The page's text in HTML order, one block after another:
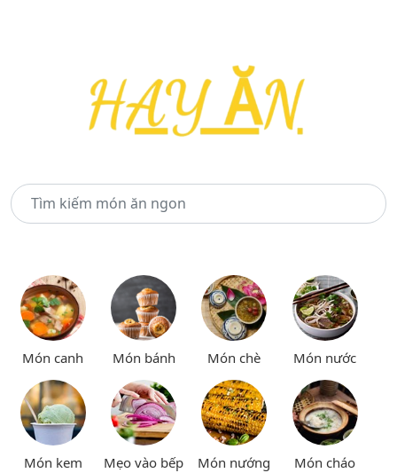
Món canh Món bánh Món chè Món nước
Món kem Mẹo vào bếp Món nướng Món cháo